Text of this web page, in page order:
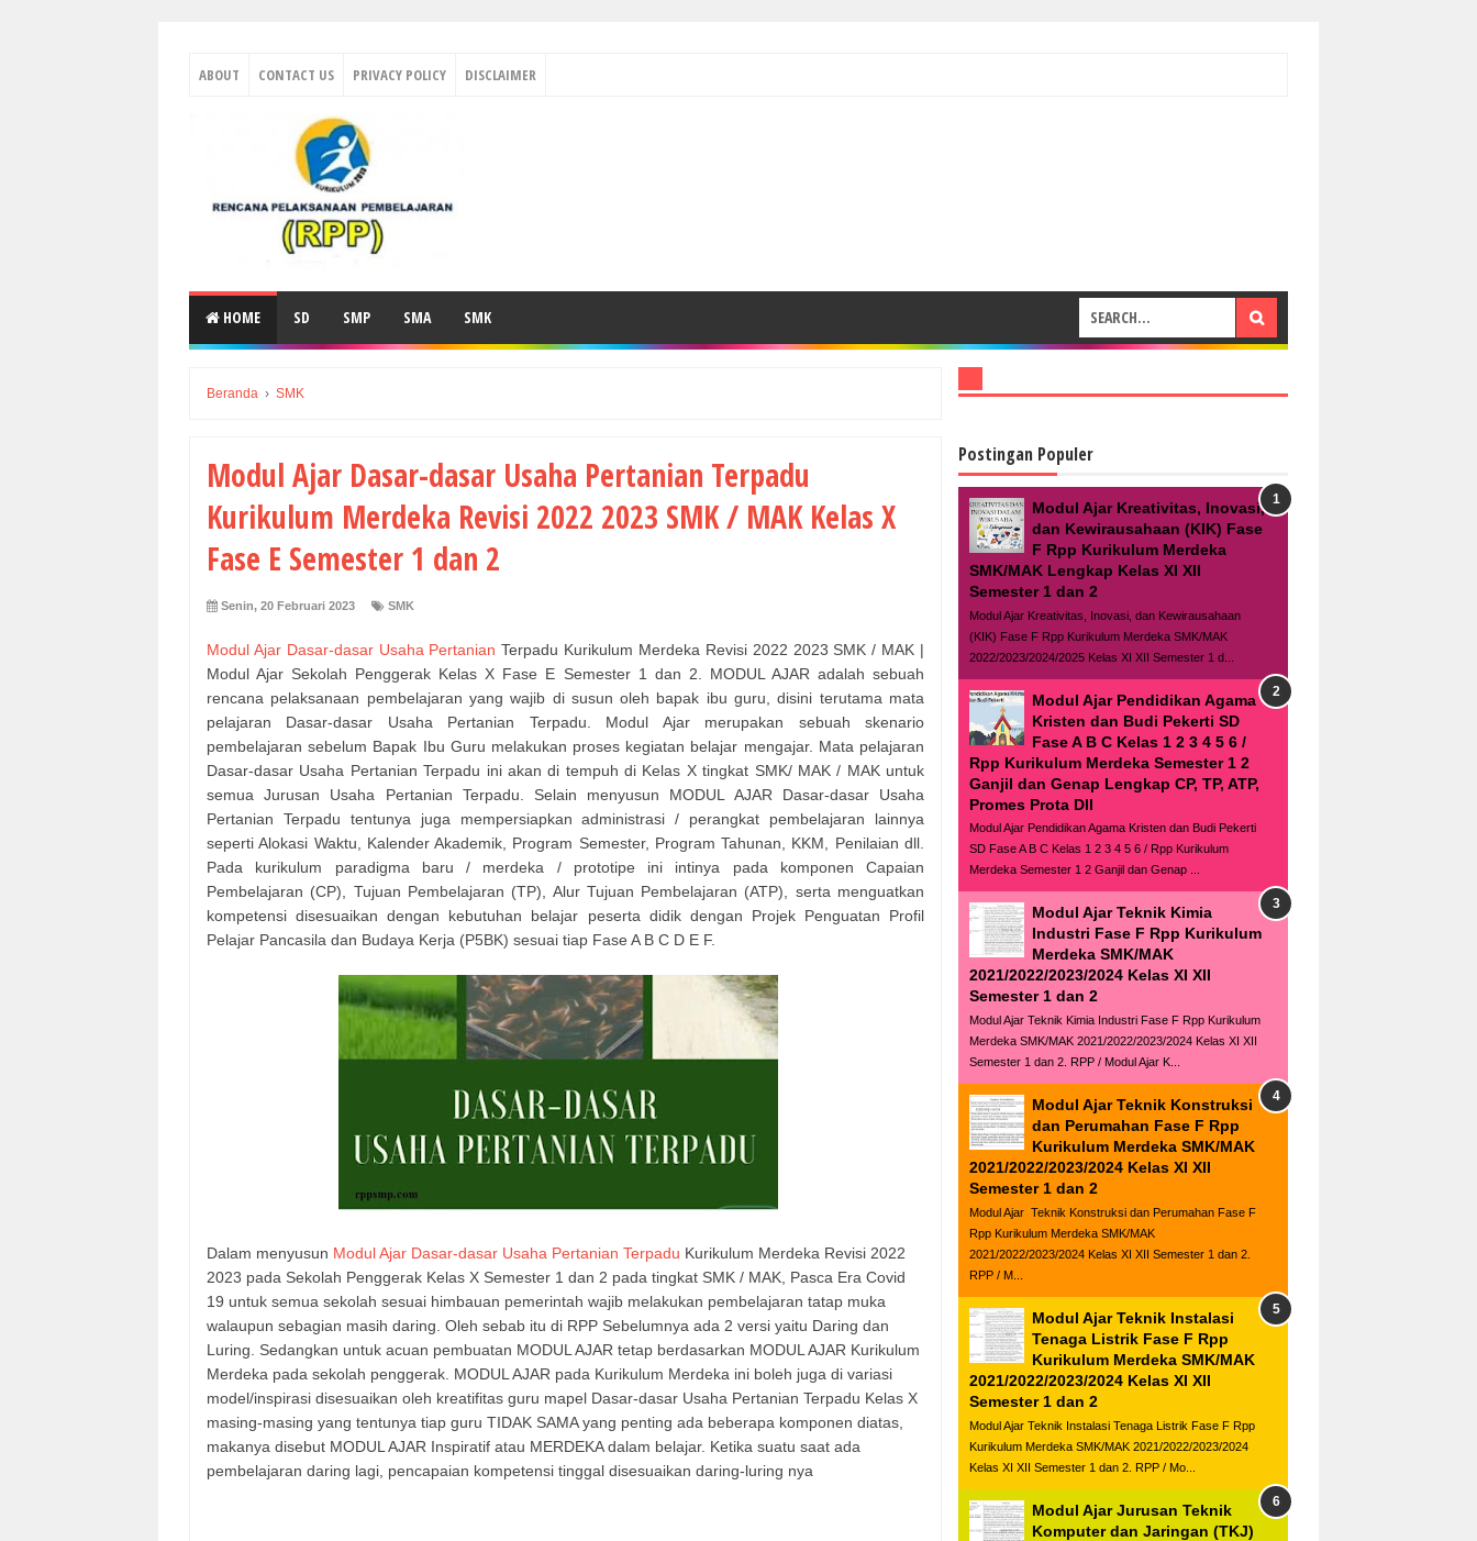
ABOUT CONTACT US PRIVACY POLICY DISCLAIMER
HOME SD SMP SMA SMK
Beranda › SMK
Modul Ajar Dasar-dasar Usaha Pertanian Terpadu
Kurikulum Merdeka Revisi 2022 2023 SMK / MAK Kelas X
Fase E Semester 1 dan 2
Senin, 20 Februari 2023 SMK
Modul Ajar Dasar-dasar Usaha Pertanian Terpadu Kurikulum Merdeka Revisi 2022 2023 SMK / MAK |
Modul Ajar Sekolah Penggerak Kelas X Fase E Semester 1 dan 2. MODUL AJAR adalah sebuah
rencana pelaksanaan pembelajaran yang wajib di susun oleh bapak ibu guru, disini terutama mata
pelajaran Dasar-dasar Usaha Pertanian Terpadu. Modul Ajar merupakan sebuah skenario
pembelajaran sebelum Bapak Ibu Guru melakukan proses kegiatan belajar mengajar. Mata pelajaran
Dasar-dasar Usaha Pertanian Terpadu ini akan di tempuh di Kelas X tingkat SMK/ MAK / MAK untuk
semua Jurusan Usaha Pertanian Terpadu. Selain menyusun MODUL AJAR Dasar-dasar Usaha
Pertanian Terpadu tentunya juga mempersiapkan administrasi / perangkat pembelajaran lainnya
seperti Alokasi Waktu, Kalender Akademik, Program Semester, Program Tahunan, KKM, Penilaian dll.
Pada kurikulum paradigma baru / merdeka / prototipe ini intinya pada komponen Capaian
Pembelajaran (CP), Tujuan Pembelajaran (TP), Alur Tujuan Pembelajaran (ATP), serta menguatkan
kompetensi disesuaikan dengan kebutuhan belajar peserta didik dengan Projek Penguatan Profil
Pelajar Pancasila dan Budaya Kerja (P5BK) sesuai tiap Fase A B C D E F.
Dalam menyusun Modul Ajar Dasar-dasar Usaha Pertanian Terpadu Kurikulum Merdeka Revisi 2022
2023 pada Sekolah Penggerak Kelas X Semester 1 dan 2 pada tingkat SMK / MAK, Pasca Era Covid
19 untuk semua sekolah sesuai himbauan pemerintah wajib melakukan pembelajaran tatap muka
walaupun sebagian masih daring. Oleh sebab itu di RPP Sebelumnya ada 2 versi yaitu Daring dan
Luring. Sedangkan untuk acuan pembuatan MODUL AJAR tetap berdasarkan MODUL AJAR Kurikulum
Merdeka pada sekolah penggerak. MODUL AJAR pada Kurikulum Merdeka ini boleh juga di variasi
model/inspirasi disesuaikan oleh kreatifitas guru mapel Dasar-dasar Usaha Pertanian Terpadu Kelas X
masing-masing yang tentunya tiap guru TIDAK SAMA yang penting ada beberapa komponen diatas,
makanya disebut MODUL AJAR Inspiratif atau MERDEKA dalam belajar. Ketika suatu saat ada
pembelajaran daring lagi, pencapaian kompetensi tinggal disesuaikan daring-luring nya
Postingan Populer
Modul Ajar Kreativitas, Inovasi,
dan Kewirausahaan (KIK) Fase
F Rpp Kurikulum Merdeka
SMK/MAK Lengkap Kelas XI XII
Semester 1 dan 2
Modul Ajar Kreativitas, Inovasi, dan Kewirausahaan
(KIK) Fase F Rpp Kurikulum Merdeka SMK/MAK
2022/2023/2024/2025 Kelas XI XII Semester 1 d...
Modul Ajar Pendidikan Agama
Kristen dan Budi Pekerti SD
Fase A B C Kelas 1 2 3 4 5 6 /
Rpp Kurikulum Merdeka Semester 1 2
Ganjil dan Genap Lengkap CP, TP, ATP,
Promes Prota Dll
Modul Ajar Pendidikan Agama Kristen dan Budi Pekerti
SD Fase A B C Kelas 1 2 3 4 5 6 / Rpp Kurikulum
Merdeka Semester 1 2 Ganjil dan Genap ...
Modul Ajar Teknik Kimia
Industri Fase F Rpp Kurikulum
Merdeka SMK/MAK
2021/2022/2023/2024 Kelas XI XII
Semester 1 dan 2
Modul Ajar Teknik Kimia Industri Fase F Rpp Kurikulum
Merdeka SMK/MAK 2021/2022/2023/2024 Kelas XI XII
Semester 1 dan 2. RPP / Modul Ajar K...
Modul Ajar Teknik Konstruksi
dan Perumahan Fase F Rpp
Kurikulum Merdeka SMK/MAK
2021/2022/2023/2024 Kelas XI XII
Semester 1 dan 2
Modul Ajar Teknik Konstruksi dan Perumahan Fase F
Rpp Kurikulum Merdeka SMK/MAK
2021/2022/2023/2024 Kelas XI XII Semester 1 dan 2.
RPP / M...
Modul Ajar Teknik Instalasi
Tenaga Listrik Fase F Rpp
Kurikulum Merdeka SMK/MAK
2021/2022/2023/2024 Kelas XI XII
Semester 1 dan 2
Modul Ajar Teknik Instalasi Tenaga Listrik Fase F Rpp
Kurikulum Merdeka SMK/MAK 2021/2022/2023/2024
Kelas XI XII Semester 1 dan 2. RPP / Mo...
Modul Ajar Jurusan Teknik
Komputer dan Jaringan (TKJ)